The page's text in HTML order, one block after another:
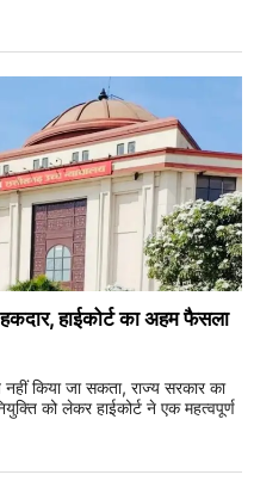
हाईकोर्ट का अहम फैसला
किया जा सकता, राज्य सरकार का
को लेकर हाईकोर्ट ने एक महत्वपूर्ण